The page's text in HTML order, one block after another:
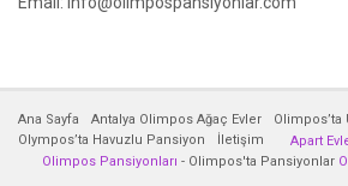
Ana Sayfa Antalya Olimpos Ağaç Evler
Olympos’ta Havuzlu Pansiyon
İletişim
Apart
Olimpos Pansiyonları - Olimpos'ta Pansiyonlar